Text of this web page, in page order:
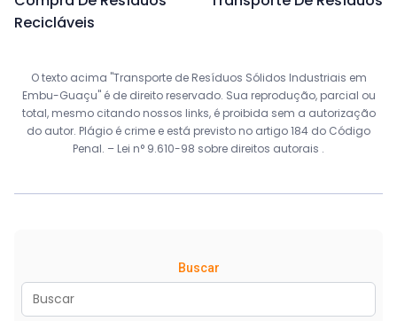
Recicláveis
O texto acima "Transporte de Resíduos Sólidos Industriais em
Embu-Guaçu" é de direito reservado. Sua reprodução, parcial ou
total, mesmo citando nossos links, é proibida sem a autorização
do autor. Plágio é crime e está previsto no artigo 184 do Código
Penal. – Lei n° 9.610-98 sobre direitos autorais .
Buscar